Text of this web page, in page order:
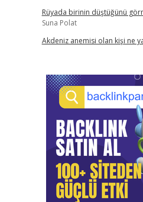
Rüyada birinin düştüğünü
Suna Polat
Akdeniz anemisi olan kişi ne